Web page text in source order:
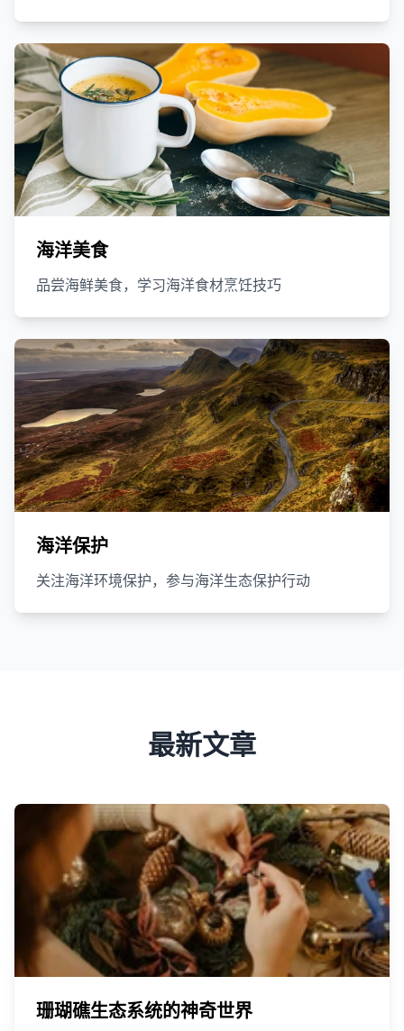
海洋美食
品尝海鲜美食，学习海洋食材烹饪技巧
海洋保护
关注海洋环境保护，参与海洋生态保护行动
最新文章
珊瑚礁生态系统的神奇世界